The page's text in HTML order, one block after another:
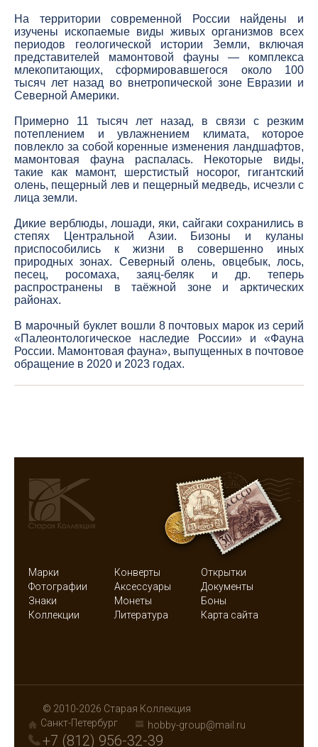
На территории современной России найдены и
изучены ископаемые виды живых организмов всех
периодов геологической истории Земли, включая
представителей мамонтовой фауны — комплекса
млекопитающих, сформировавшегося около 100
тысяч лет назад во внетропической зоне Евразии и
Северной Америки.
Примерно 11 тысяч лет назад, в связи с резким
потеплением и увлажнением климата, которое
повлекло за собой коренные изменения ландшафтов,
мамонтовая фауна распалась. Некоторые виды,
такие как мамонт, шерстистый носорог, гигантский
олень, пещерный лев и пещерный медведь, исчезли с
лица земли.
Дикие верблюды, лошади, яки, сайгаки сохранились в
степях Центральной Азии. Бизоны и куланы
приспособились к жизни в совершенно иных
природных зонах. Северный олень, овцебык, лось,
песец, росомаха, заяц-беляк и др. теперь
распространены в таёжной зоне и арктических
районах.
В марочный буклет вошли 8 почтовых марок из серий
«Палеонтологическое наследие России» и «Фауна
России. Мамонтовая фауна», выпущенных в почтовое
обращение в 2020 и 2023 годах.
Марки Конверты
Открытки
Фотографии
Аксессуары
Документы
Знаки
Монеты
Боны
Коллекции
Литература Карта сайта
© 2010-2026 Старая Коллекция
Санкт-Петербург
hobby-group@mail.ru
+7 (812) 956-32-39